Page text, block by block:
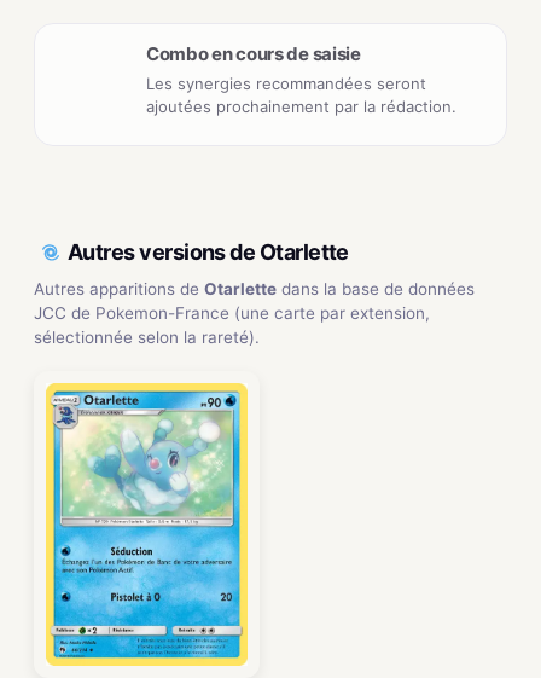
Combo en cours de saisie
Les synergies recommandées seront
ajoutées prochainement par la rédaction.
Autres versions de Otarlette
Autres apparitions de Otarlette dans la base de données
JCC de Pokemon-France (une carte par extension,
sélectionnée selon la rareté).